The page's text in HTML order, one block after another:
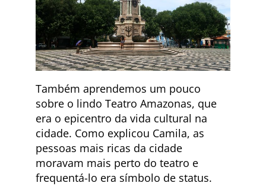
Também aprendemos um pouco
sobre o lindo Teatro Amazonas, que
era o epicentro da vida cultural na
cidade. Como explicou Camila, as
pessoas mais ricas da cidade
moravam mais perto do teatro e
frequentá-lo era símbolo de status.